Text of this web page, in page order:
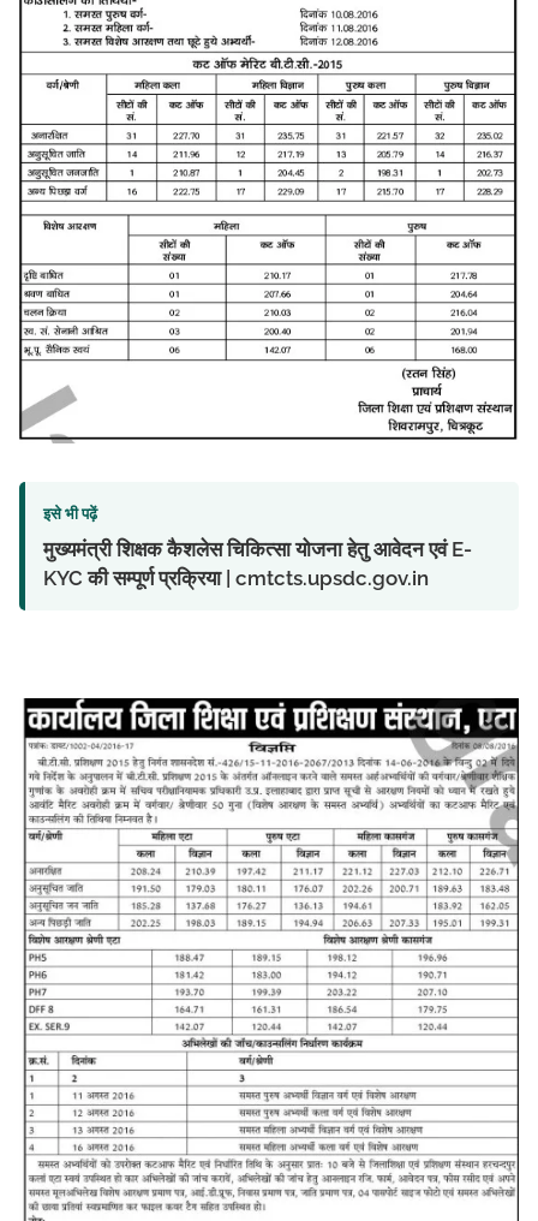
इसे भी पढ़ें
मुख्यमंत्री शिक्षक कैशलेस चिकित्सा योजना हेतु आवेदन एवं E-
KYC की सम्पूर्ण प्रक्रिया | cmtcts.upsdc.gov.in